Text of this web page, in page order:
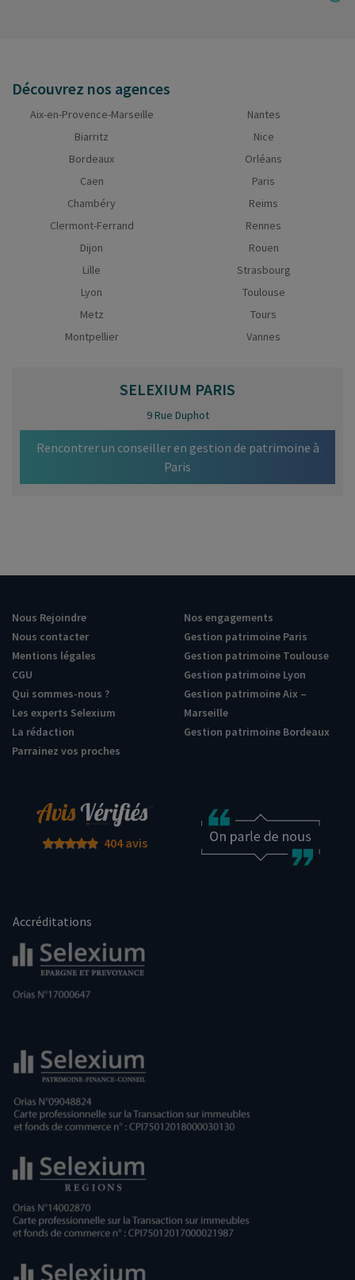
Découvrez nos agences
Aix-en-Provence-Marseille
Biarritz
Bordeaux
Caen
Chambéry
Clermont-Ferrand
Dijon
Lille
Lyon
Metz
Montpellier
Nantes
Nice
Orléans
Paris
Reims
Rennes
Rouen
Strasbourg
Toulouse
Tours
Vannes
SELEXIUM PARIS
9 Rue Duphot
Rencontrer un conseiller en gestion de patrimoine à
Paris
Nous Rejoindre
Nous contacter
Mentions légales
CGU
Qui sommes-nous ?
Les experts Selexium
La rédaction
Parrainez vos proches
Nos engagements
Gestion patrimoine Paris
Gestion patrimoine Toulouse
Gestion patrimoine Lyon
Gestion patrimoine Aix –
Marseille
Gestion patrimoine Bordeaux
404 avis
Accréditations